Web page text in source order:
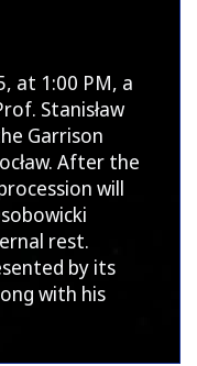
at 1:00 PM, a
Stanisław
Garrison
After the
will
rest.
by its
with his